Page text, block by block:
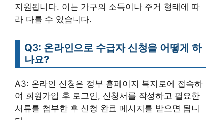
지원됩니다. 이는 가구의 소득이나 주거 형태에 따
라 다를 수 있습니다.
Q3: 온라인으로 수급자 신청을 어떻게 하
나요?
A3: 온라인 신청은 정부 홈페이지 복지로에 접속하
여 회원가입 후 로그인, 신청서를 작성하고 필요한
서류를 첨부한 후 신청 완료 메시지를 받으면 됩니